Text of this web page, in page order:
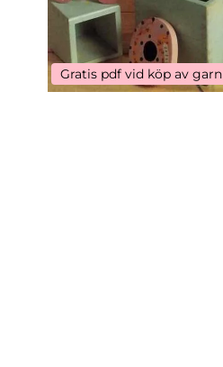
Gratis pdf vid köp av garn